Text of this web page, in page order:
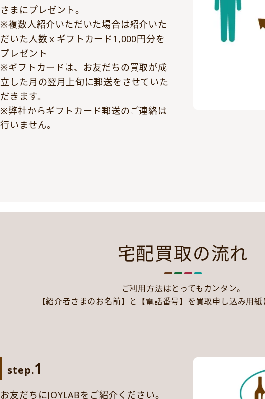
さまにプレゼント。
※複数人紹介いただいた場合は紹介いた
だいた人数ｘギフトカード1,000円分を
プレゼント
※ギフトカードは、お友だちの買取が成
立した月の翌月上旬に郵送をさせていた
だきます。
※弊社からギフトカード郵送のご連絡は
行いません。
宅配買取の流れ
ご利用方法はとってもカンタン。
【紹介者さまのお名前】と【電話番号】を買取申し込み用紙
step.1
お友だちにJOYLABをご紹介ください。